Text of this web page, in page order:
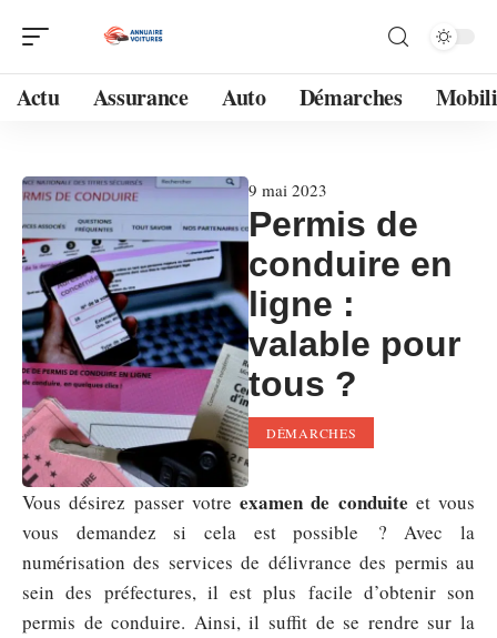
Actu Assurance Auto Démarches
9 mai 2023
Permis de
conduire en
ligne :
valable pour
tous ?
DÉMARCHES
Vous désirez passer votre examen de conduite et vous
vous demandez si cela est possible ? Avec la
numérisation des services de délivrance des permis au
sein des préfectures, il est plus facile d’obtenir son
permis de conduire. Ainsi, il suffit de se rendre sur la